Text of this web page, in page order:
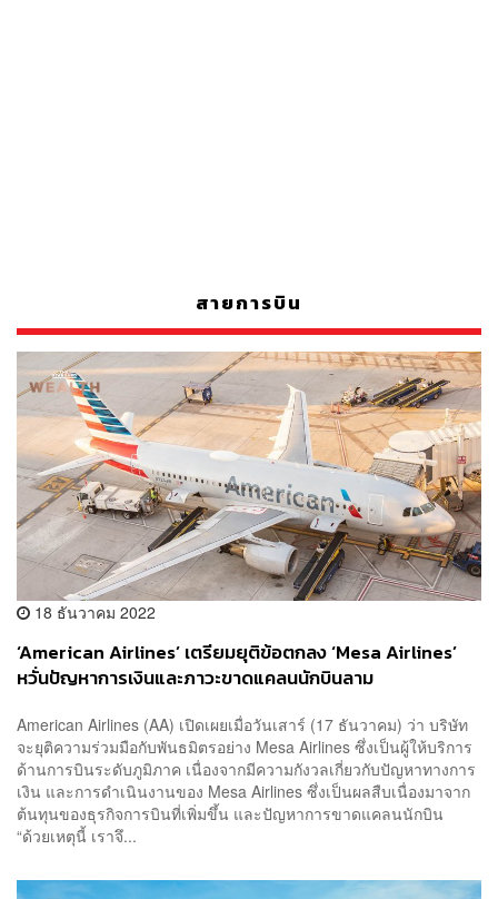
สายการบิน
18 ธันวาคม 2022
‘American Airlines’ เตรียมยุติข้อตกลง ‘Mesa Airlines’
หวั่นปัญหาการเงินและภาวะขาดแคลนนักบินลาม
American Airlines (AA) เปิดเผยเมื่อวันเสาร์ (17 ธันวาคม) ว่า บริษัท
จะยุติความร่วมมือกับพันธมิตรอย่าง Mesa Airlines ซึ่งเป็นผู้ให้บริการ
ด้านการบินระดับภูมิภาค เนื่องจากมีความกังวลเกี่ยวกับปัญหาทางการ
เงิน และการดำเนินงานของ Mesa Airlines ซึ่งเป็นผลสืบเนื่องมาจาก
ต้นทุนของธุรกิจการบินที่เพิ่มขึ้น และปัญหาการขาดแคลนนักบิน
“ด้วยเหตุนี้ เราจึ...